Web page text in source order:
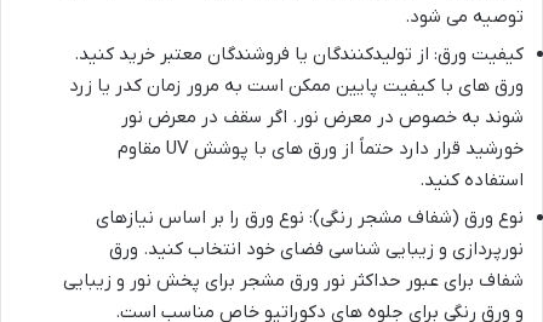
توصیه می شود.
کیفیت ورق: از تولیدکنندگان یا فروشندگان معتبر خرید کنید.
ورق های با کیفیت پایین ممکن است به مرور زمان کدر یا زرد
شوند به خصوص در معرض نور. اگر سقف در معرض نور
خورشید قرار دارد حتماً از ورق های با پوشش UV مقاوم
استفاده کنید.
نوع ورق (شفاف مشجر رنگی): نوع ورق را بر اساس نیازهای
نورپردازی و زیبایی شناسی فضای خود انتخاب کنید. ورق
شفاف برای عبور حداکثر نور ورق مشجر برای پخش نور و زیبایی
و ورق رنگی برای جلوه های دکوراتیو خاص مناسب است.